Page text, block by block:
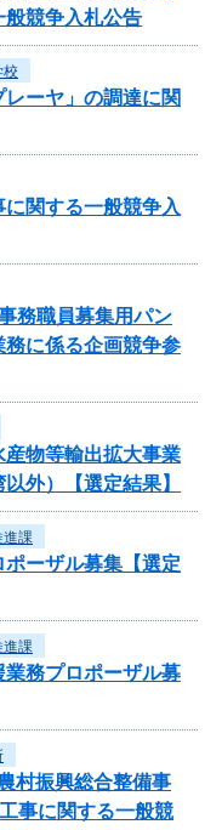
競争入札公告
校
ーヤ」の調達に関
関する一般競争入
務職員募集用パン
に係る企画競争参
物等輸出拡大事業
外）【選定結果】
進課
ーザル募集【選定
進課
務プロポーザル募
村振興総合整備事
事に関する一般競